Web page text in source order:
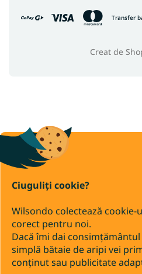
Ciuguliți cookie?
Wilsondo colectează
corect pentru noi.
Dacă îmi dai
simplă bătaie de aripi vei
conținut sau publicitate
Transfer
Creat de